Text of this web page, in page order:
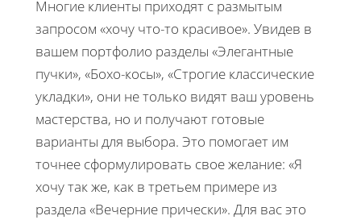
Многие клиенты приходят с размытым
запросом «хочу что-то красивое». Увидев в
вашем портфолио разделы «Элегантные
пучки», «Бохо-косы», «Строгие классические
укладки», они не только видят ваш уровень
мастерства, но и получают готовые
варианты для выбора. Это помогает им
точнее сформулировать свое желание: «Я
хочу так же, как в третьем примере из
раздела «Вечерние прически». Для вас это